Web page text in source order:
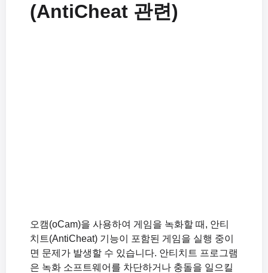
코덱과 디지털 컨테이너 포맷이란 무엇인가요?
녹화 시 마이크 소리도 같이 녹음하는 방법(Windows XP)
녹화영역 창을 정교하게 조절하는 팁
녹화 시 소리가 들리지 않는 경우(Windows XP)
오캠의 설정을 초기화 하는 방법(오캠 메인화면이 안보일때)
(AntiCheat 관련)
오캠(oCam)을 사용하여 게임을 녹화할 때, 안티
치트(AntiCheat) 기능이 포함된 게임을 실행 중이
면 문제가 발생할 수 있습니다. 안티치트 프로그램
은 녹화 소프트웨어를 차단하거나 충돌을 일으킬